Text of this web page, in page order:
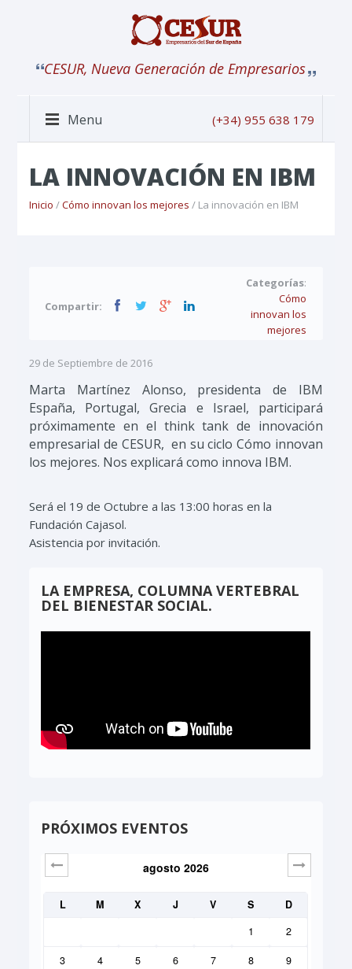
CESUR, Nueva Generación de Empresarios
Menu (+34) 955 638 179
LA INNOVACIÓN EN IBM
Inicio /Cómo innovan los mejores / La innovación en IBM
Compartir:
Categorías:
Cómo
innovan los
mejores
29 de Septiembre de 2016
Marta Martínez Alonso, presidenta de IBM
España, Portugal, Grecia e Israel, participará
próximamente en el think tank de innovación
empresarial de CESUR, en su ciclo Cómo innovan
los mejores. Nos explicará como innova IBM.
Será el 19 de Octubre a las 13:00 horas en la
Fundación Cajasol.
Asistencia por invitación.
LA EMPRESA, COLUMNA VERTEBRAL
DEL BIENESTAR SOCIAL.
PRÓXIMOS EVENTOS
agosto 2026
L M X J V S
D
1
2
3 4 5 6 7 8 9